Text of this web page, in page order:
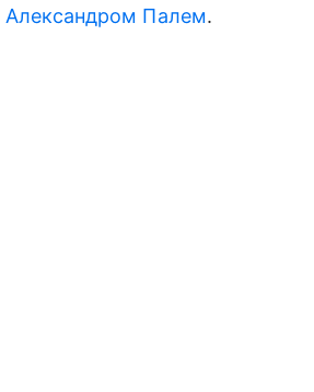
Александром Палем.